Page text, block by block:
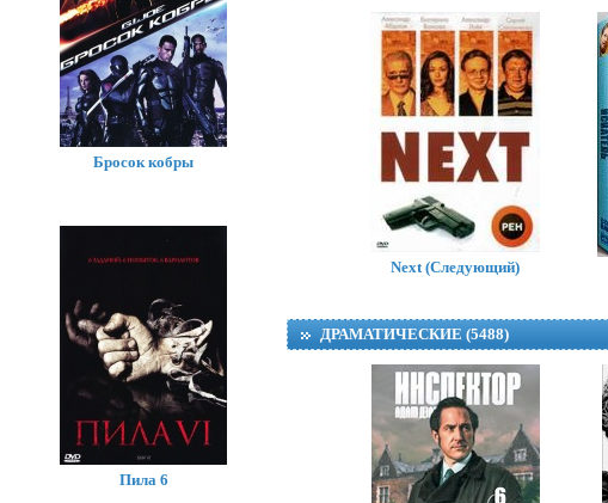
Next (Следующий)
ДРАМАТИЧЕСКИЕ (5488)
Бросок кобры
Пила 6